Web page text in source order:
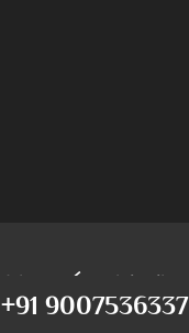
আমাদের সমর্থনের সাথে কথা বলুন
+91 9007536337